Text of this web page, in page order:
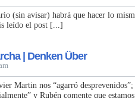
(sin avisar) habrá que hacer lo
leído el post [...]
| Denken Über
Martin nos “agarró
y Rubén comente que